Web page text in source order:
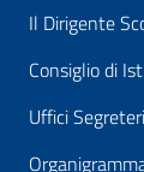
Il Dirigente
Consiglio di
Uffici